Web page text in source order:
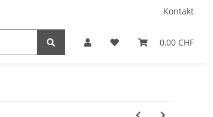
Kontakt
0,00 CHF